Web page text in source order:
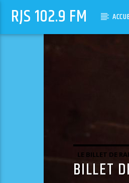
RJS 102.9 FM
LE BILLET DE
BILLET